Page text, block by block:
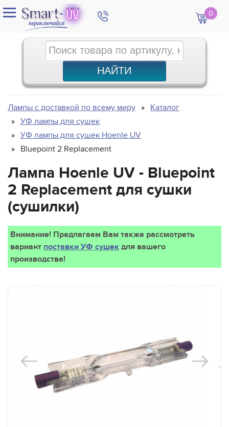
0
Лампы с доставкой по всему миру
Каталог
УФ лампы для сушек
УФ лампы для сушек Hoenle UV
Bluepoint 2 Replacement
Лампа Hoenle UV - Bluepoint
2 Replacement для сушки
(сушилки)
Внимание! Предлагаем Вам также рассмотреть
вариант поставки УФ сушек для вашего
производства!
`